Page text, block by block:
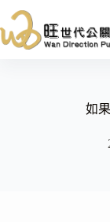
至
主
如